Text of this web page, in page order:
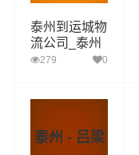
泰州到运城物
流公司_泰州
到运城货运_
279 0
泰州 - 吕梁